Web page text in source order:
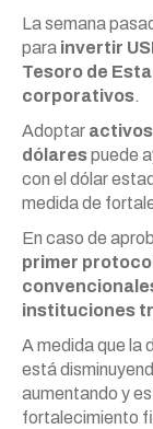
La semana
para invertir
Tesoro de
corporativos.
Adoptar
dólarespuede
con el dólar
medida de
En caso de
primer
instituciones
A medida que la
está
aumentando y
fortalecimiento